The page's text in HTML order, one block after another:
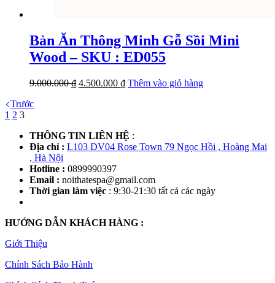
Bàn Ăn Thông Minh Gỗ Sồi Mini
Wood – SKU : ED055
9.000.000₫ Giá
4.500.000 ₫Giá
Thêm vào giỏ hàng
Trước
1 2 3
THÔNG TIN LIÊN HỆ :
Địa chỉ : L103 DV04 Rose Town 79 Ngọc Hồi , Hoàng Mai
, Hà Nội
Hotline : 0899990397
Email : noithatespa@gmail.com
Thời gian làm việc : 9:30-21:30 tất cả các ngày
HƯỚNG DẪN KHÁCH HÀNG :
Giới Thiệu
Chính Sách Bảo Hành